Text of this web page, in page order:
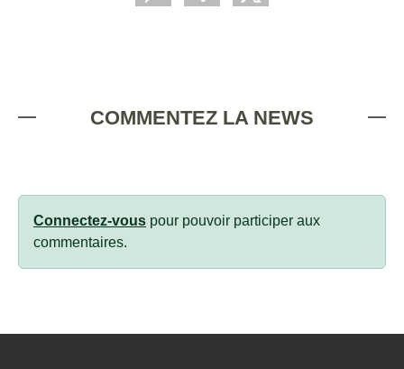
COMMENTEZ LA NEWS
Connectez-vous pour pouvoir participer aux
commentaires.